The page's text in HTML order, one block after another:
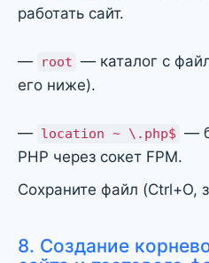
работать сайт.
— root — каталог с
его ниже).
— location ~ \.php$ —
PHP через сокет FPM.
Сохраните файл (Ctrl+O,
8. Создание